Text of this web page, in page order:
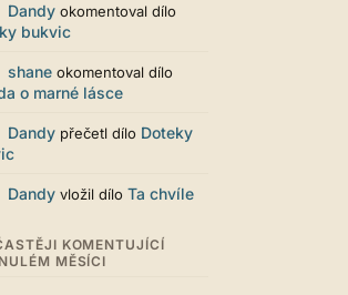
Melegová
práca, symbol toho, že to tu
žije
26.07. 21:35
po tech x letech ale
sei
26.07. 20:42
pěkné
Dandy okomentoval dílo
bukvic
shane okomentoval dílo
o marné lásce
Dandy přečetl dílo Doteky
Dandy vložil dílo Ta chvíle
KOMENTUJÍCÍ
MĚSÍCI